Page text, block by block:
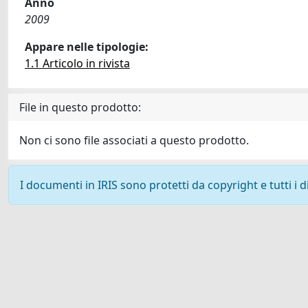
2009
Appare nelle tipologie:
1.1 Articolo in rivista
File in questo prodotto:
Non ci sono file associati a questo prodotto.
I documenti in IRIS sono protetti da copyright e tutti i